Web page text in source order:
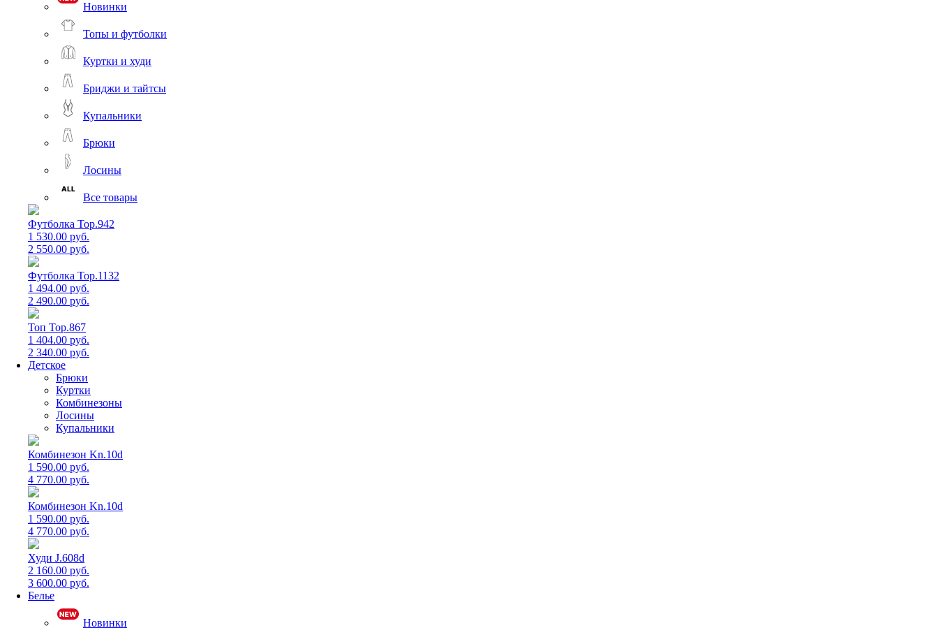
Новинки
Топы и футболки
Куртки и худи
Бриджи и тайтсы
Купальники
Брюки
Лосины
Все товары
Футболка Top.942
1 530.00 руб.
2 550.00 руб.
Футболка Top.1132
1 494.00 руб.
2 490.00 руб.
Топ Top.867
1 404.00 руб.
2 340.00 руб.
Детское
Брюки
Куртки
Комбинезоны
Лосины
Купальники
Комбинезон Kn.10d
1 590.00 руб.
4 770.00 руб.
Комбинезон Kn.10d
1 590.00 руб.
4 770.00 руб.
Худи J.608d
2 160.00 руб.
3 600.00 руб.
Белье
Новинки